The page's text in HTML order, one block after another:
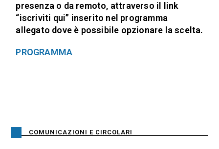
presenza o da remoto, attraverso il link
“iscriviti qui” inserito nel programma
allegato dove è possibile opzionare la scelta.
PROGRAMMA
COMUNICAZIONI E CIRCOLARI